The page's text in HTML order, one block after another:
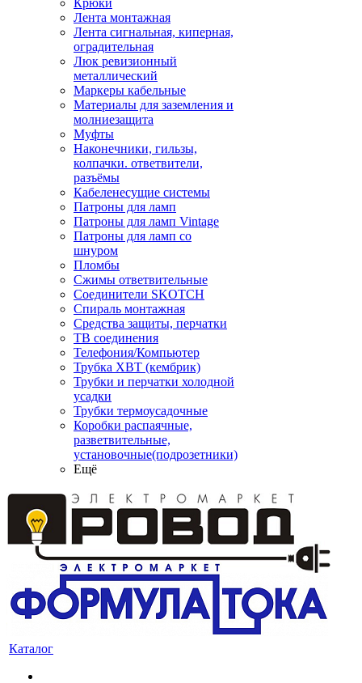
Крюки
Лента монтажная
Лента сигнальная, киперная,
оградительная
Люк ревизионный
металлический
Маркеры кабельные
Материалы для заземления и
молниезащита
Муфты
Наконечники, гильзы,
колпачки. ответвители,
разъёмы
Кабеленесущие системы
Патроны для ламп
Патроны для ламп Vintage
Патроны для ламп со
шнуром
Пломбы
Сжимы ответвительные
Соединители SKOTCH
Спираль монтажная
Средства защиты, перчатки
ТВ соединения
Телефония/Компьютер
Трубка ХВТ (кембрик)
Трубки и перчатки холодной
усадки
Трубки термоусадочные
Коробки распаячные,
разветвительные,
установочные(подрозетники)
Ещё
Каталог